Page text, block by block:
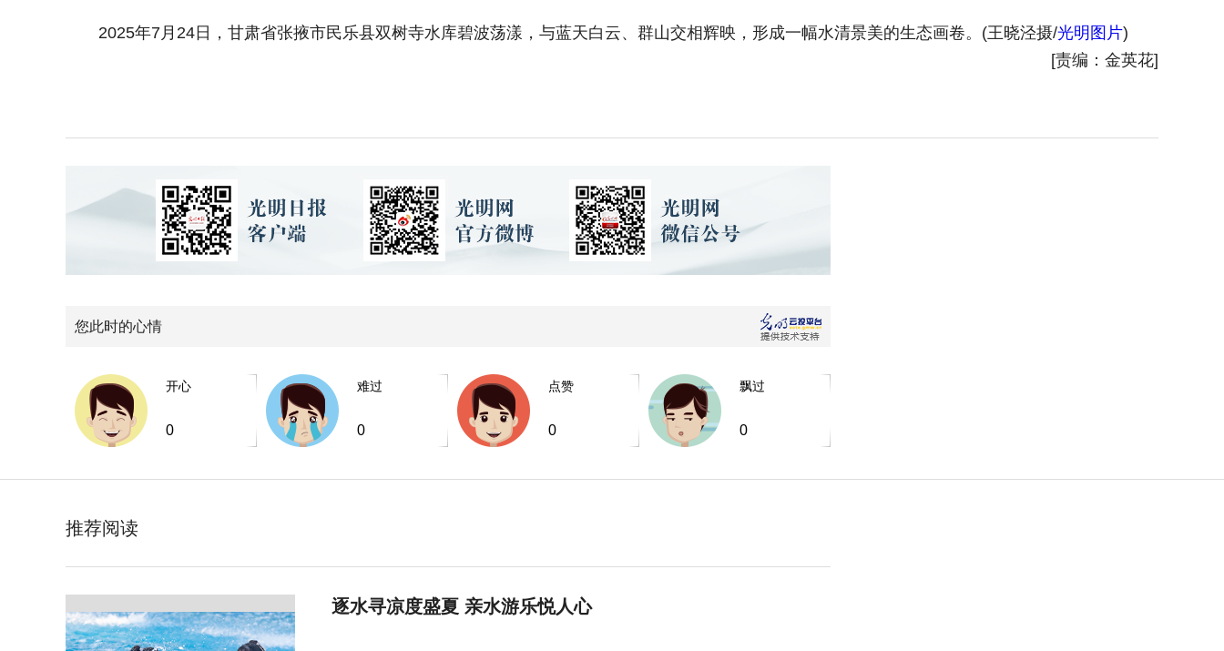
2025年7月24日，甘肃省张掖市民乐县双树寺水库碧波荡漾，与蓝天白云、群山交相辉映，形成一幅水清景美的生态画卷。(王晓泾摄/光明图片)
[责编：金英花]
您此时的心情
开心
0
难过
0
点赞
0
飘过
0
推荐阅读
逐水寻凉度盛夏 亲水游乐悦人心